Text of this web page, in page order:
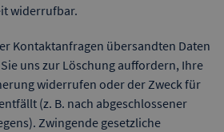
widerrufbar.
Kontaktanfragen übersandten Daten
uns zur Löschung auffordern, Ihre
widerrufen oder der Zweck für
(z. B. nach abgeschlossener
Zwingende gesetzliche